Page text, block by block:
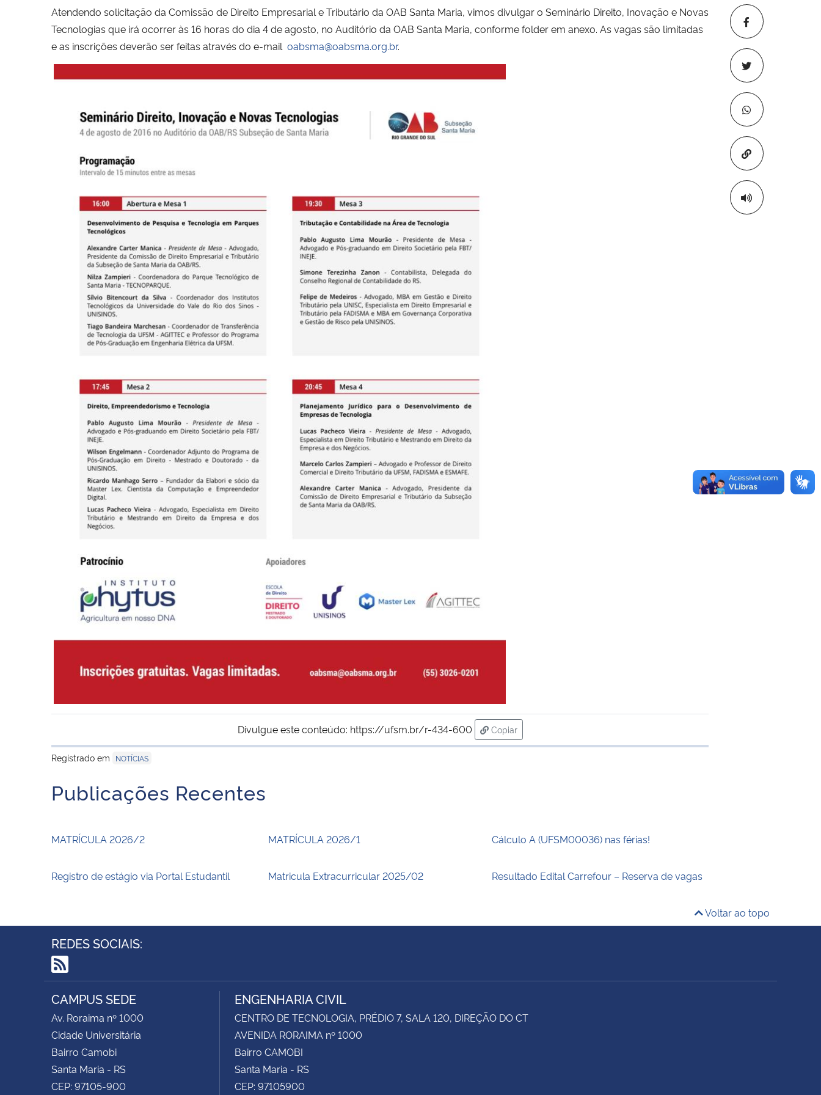
Copiar para
Atendendo solicitação da Comissão de Direito Empresarial e Tributário da OAB Santa Maria, vimos divulgar o Seminário Direito, Inovação e Novas
Tecnologias que irá ocorrer às 16 horas do dia 4 de agosto, no Auditório da OAB Santa Maria, conforme folder em anexo. As vagas são limitadas
e as inscrições deverão ser feitas através do e-mail oabsma@oabsma.org.br.
Divulgue este conteúdo: https://ufsm.br/r-434-600
Copiar
para área de transferência
Registrado em
NOTÍCIAS
Publicações Recentes
MATRÍCULA 2026/2 MATRÍCULA 2026/1 Cálculo A (UFSM00036) nas férias!
Registro de estágio via Portal Estudantil Matricula Extracurricular 2025/02 Resultado Edital Carrefour – Reserva de vagas
Voltar ao topo
REDES SOCIAIS:
RSS
CAMPUS SEDE
Av. Roraima nº 1000
Cidade Universitária
Bairro Camobi
Santa Maria - RS
CEP: 97105-900
ENGENHARIA CIVIL
CENTRO DE TECNOLOGIA, PRÉDIO 7, SALA 120, DIREÇÃO DO CT
AVENIDA RORAIMA nº 1000
Bairro CAMOBI
Santa Maria - RS
CEP: 97105900